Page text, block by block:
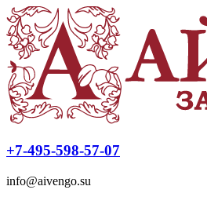
+7-495-598-57-07
info@aivengo.su